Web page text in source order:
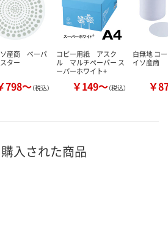
ソ産商 ペーパ
ター
798～（税込）
コピー用紙 アスク
ル マルチペーパー ス
ーパーホワイト+
￥149～（税込）
白無地 コ
イソ産商
￥
入された商品